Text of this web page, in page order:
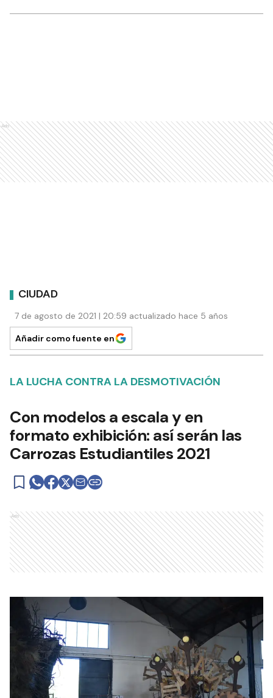
Ads
CIUDAD
7 de agosto de 2021 | 20:59 actualizado hace 5 años
Añadir como fuente en
LA LUCHA CONTRA LA DESMOTIVACIÓN
Con modelos a escala y en
formato exhibición: así serán las
Carrozas Estudiantiles 2021
Ads